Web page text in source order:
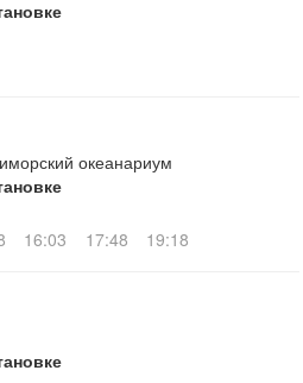
океанариум
16:03 17:48 19:18